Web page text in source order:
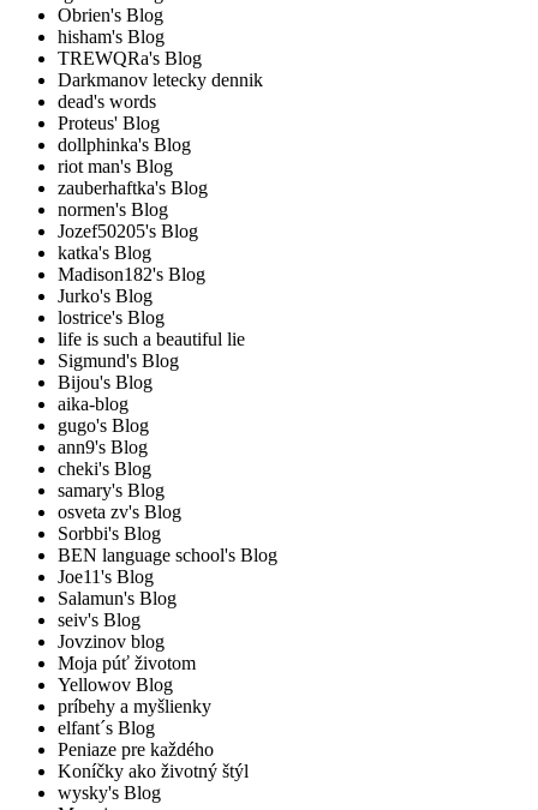
Obrien's Blog
hisham's Blog
TREWQRa's Blog
Darkmanov letecky dennik
dead's words
Proteus' Blog
dollphinka's Blog
riot man's Blog
zauberhaftka's Blog
normen's Blog
Jozef50205's Blog
katka's Blog
Madison182's Blog
Jurko's Blog
lostrice's Blog
life is such a beautiful lie
Sigmund's Blog
Bijou's Blog
aika-blog
gugo's Blog
ann9's Blog
cheki's Blog
samary's Blog
osveta zv's Blog
Sorbbi's Blog
BEN language school's Blog
Joe11's Blog
Salamun's Blog
seiv's Blog
Jovzinov blog
Moja púť životom
Yellowov Blog
príbehy a myšlienky
elfant´s Blog
Peniaze pre každého
Koníčky ako životný štýl
wysky's Blog